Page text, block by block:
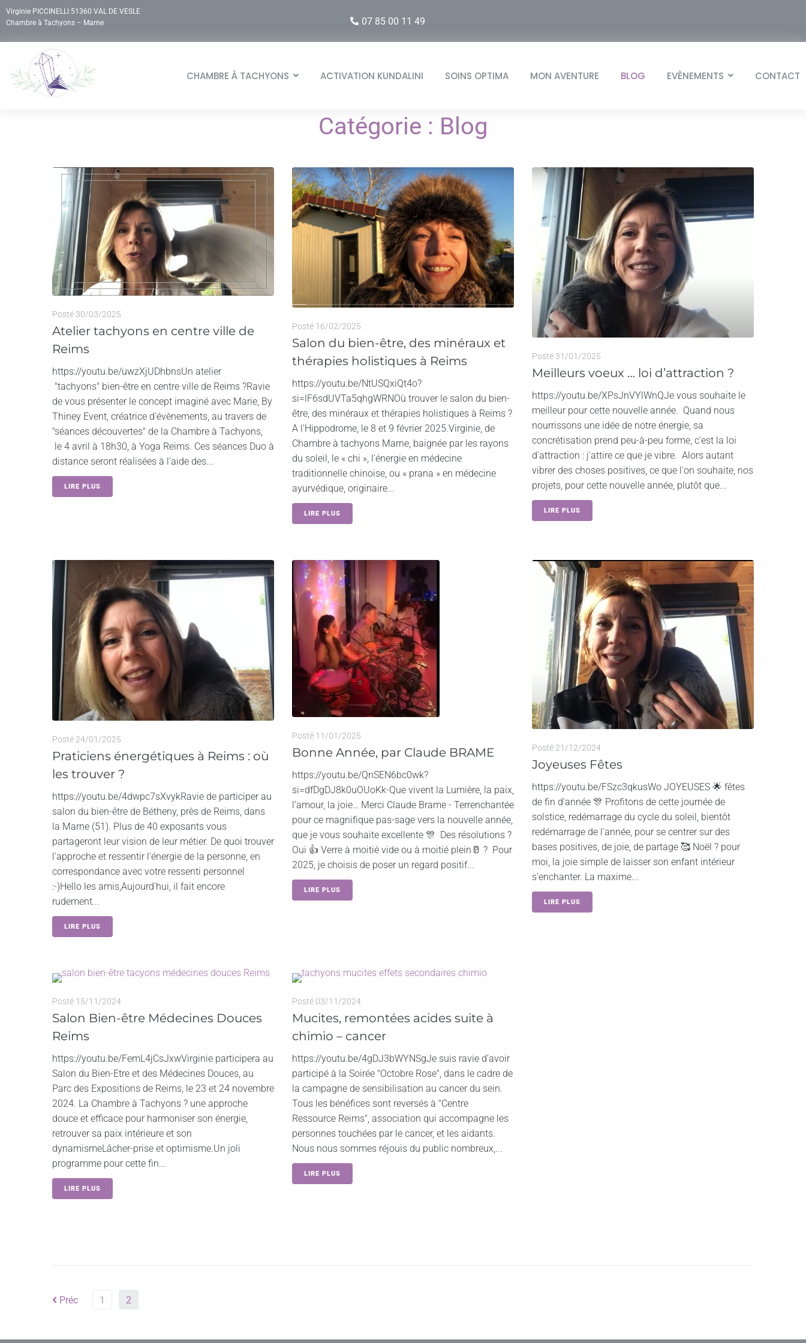
Virginie PICCINELLI 51360 VAL DE VESLE
Chambre à Tachyons – Marne
07 85 00 11 49
CHAMBRE À TACHYONS ACTIVATION KUNDALINI SOINS OPTIMA MON AVENTURE BLOG EVÈNEMENTS CONTACT
Catégorie : Blog
Posté30/03/2025
Atelier tachyons en centre ville de
Reims
https://youtu.be/uwzXjUDhbnsUn atelier
"tachyons" bien-être en centre ville de Reims ?Ravie
de vous présenter le concept imaginé avec Marie, By
Thiney Event, créatrice d'évènements, au travers de
"séances découvertes" de la Chambre à Tachyons,
le 4 avril à 18h30, à Yoga Reims. Ces séances Duo à
distance seront réalisées à l'aide des...
LIRE PLUS
Posté 16/02/2025
Salon du bien-être, des minéraux et
thérapies holistiques à Reims
https://youtu.be/NtUSQxiQt4o?
si=lF6sdUVTa5qhgWRNOù trouver le salon du bien-
être, des minéraux et thérapies holistiques à Reims ?
A l’Hippodrome, le 8 et 9 février 2025.Virginie, de
Chambre à tachyons Marne, baignée par les rayons
du soleil, le « chi », l’énergie en médecine
traditionnelle chinoise, ou « prana » en médecine
ayurvédique, originaire...
LIRE PLUS
Posté31/01/2025
Meilleurs voeux … loi d’attraction ?
https://youtu.be/XPsJnVYlWnQJe vous souhaite le
meilleur pour cette nouvelle année. Quand nous
nourrissons une idée de notre énergie, sa
concrétisation prend peu-à-peu forme, c'est la loi
d'attraction : j'attire ce que je vibre. Alors autant
vibrer des choses positives, ce que l'on souhaite, nos
projets, pour cette nouvelle année, plutôt que...
LIRE PLUS
Posté 24/01/2025
Praticiens énergétiques à Reims : où
les trouver ?
https://youtu.be/4dwpc7sXvykRavie de participer au
salon du bien-être de Bétheny, près de Reims, dans
la Marne (51). Plus de 40 exposants vous
partageront leur vision de leur métier. De quoi trouver
l'approche et ressentir l'énergie de la personne, en
correspondance avec votre ressenti personnel
:-)Hello les amis,Aujourd'hui, il fait encore
rudement...
LIRE PLUS
Posté 11/01/2025
Bonne Année, par Claude BRAME
https://youtu.be/QnSEN6bc0wk?
si=dfDgDJ8k0uOUoKk-Que vivent la Lumière, la paix,
l’amour, la joie… Merci Claude Brame - Terrenchantée
pour ce magnifique pas-sage vers la nouvelle année,
que je vous souhaite excellente 🎊 Des résolutions ?
Oui 👍 Verre à moitié vide ou à moitié plein🥛 ? Pour
2025, je choisis de poser un regard positif...
LIRE PLUS
Posté 21/12/2024
Joyeuses Fêtes
https://youtu.be/FSzc3qkusWo JOYEUSES 🌟 fêtes
de fin d'année 🎊 Profitons de cette journée de
solstice, redémarrage du cycle du soleil, bientôt
redémarrage de l'année, pour se centrer sur des
bases positives, de joie, de partage 🥰 Noël ? pour
moi, la joie simple de laisser son enfant intérieur
s’enchanter. La maxime...
LIRE PLUS
Posté 15/11/2024
Salon Bien-être Médecines Douces
Reims
https://youtu.be/FemL4jCsJxwVirginie participera au
Salon du Bien-Etre et des Médecines Douces, au
Parc des Expositions de Reims, le 23 et 24 novembre
2024. La Chambre à Tachyons ? une approche
douce et efficace pour harmoniser son énergie,
retrouver sa paix intérieure et son
dynamismeLâcher-prise et optimisme.Un joli
programme pour cette fin...
LIRE PLUS
Posté 03/11/2024
Mucites, remontées acides suite à
chimio – cancer
https://youtu.be/4gDJ3bWYNSgJe suis ravie d’avoir
participé à la Soirée "Octobre Rose", dans le cadre de
la campagne de sensibilisation au cancer du sein.
Tous les bénéfices sont reversés à "Centre
Ressource Reims", association qui accompagne les
personnes touchées par le cancer, et les aidants.
Nous nous sommes réjouis du public nombreux,...
LIRE PLUS
Préc 1 2